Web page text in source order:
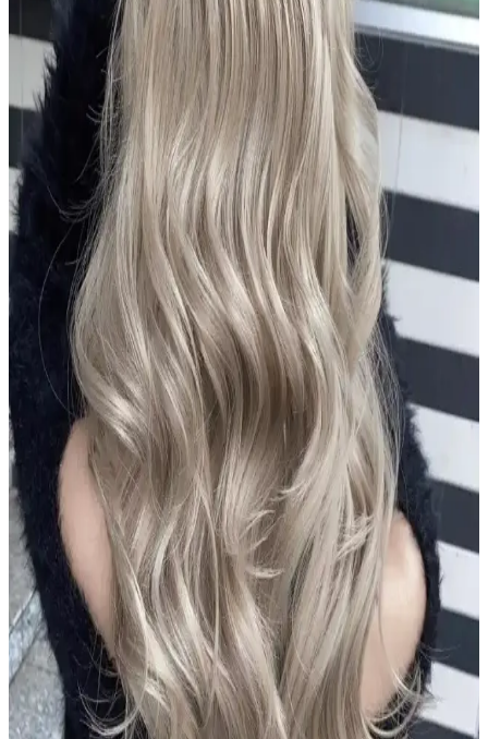
Dermanew Ka<dı>nlara Özel Losyon, doğal içeriklerle saç
dökülmesine karşı etkili, kullanımı kolay ve vegan formülüyle saç
sağlığını destekleyen bir saç bakım ürünüdür.
Urban Care Biotin & Keratin Dökülmeye Eğilimli
Saçlar İçin Şampuan Özellikleri ve Kullanıcı
Yorumları
Urban Care Biotin & Keratin şampuanı, dökülmeye eğilimli saçlar
için güçlendirici ve nemlendirici formülüyle saç sağlığını destekler,
kullanıcı memnuniyetini artırır.
Aizen Kolajen Biotin Şampuanı: Saç Sağlığını
Destekleyen Güçlü Formül ve Kullanıcı Deneyimleri
Aizen kolajen biotin şampuanı, saçların elastikiyetini artırır,
dökülmeyi engeller ve parlaklık sağlar. Düzenli kullanımda sağlıklı
ve güçlü saçlara ulaşmanıza yardımcı olur.
Alerji Yapmayan Zararsız Şampuan Çözümleri:
Hassas ve Güvenli Ciltler İçin Rehber
Hassas ciltler ve alerjik reaksiyonlar için özel formüle edilmiş, doğal
ve dermatolojik testli şampuanlar hakkında kapsamlı rehber. Güvenli
ve etkili saç bakımı için doğru ürün seçimi önemli.
Le Petit Marseillais Arıç Ağacı ve Füjer Men Duş Jeli
Doğal İçeriklerle Güvenli Temizlik Sunar
Le Petit Marseillais'in Arıç Ağacı ve Füjer bitkileriyle formüle edilen
duş jeli, cilt ve saçlara nazikçe bakım yaparken ferahlatıcı ve doğal
içeriklerle güvenle kullanılır.
2024 Koyu Kestane Saç Rengi Trendleri ve Popüler
Tonlar Hakkında Bilmeniz Gerekenler